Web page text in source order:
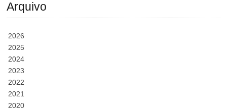
Arquivo
2026
2025
2024
2023
2022
2021
2020